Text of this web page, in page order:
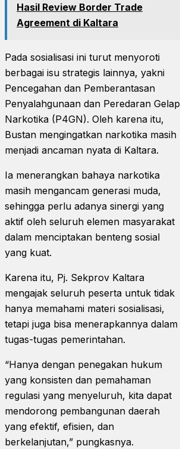
Hasil Review Border Trade
Agreement di Kaltara
Pada sosialisasi ini turut menyoroti
berbagai isu strategis lainnya, yakni
Pencegahan dan Pemberantasan
Penyalahgunaan dan Peredaran Gelap
Narkotika (P4GN). Oleh karena itu,
Bustan mengingatkan narkotika masih
menjadi ancaman nyata di Kaltara.
Ia menerangkan bahaya narkotika
masih mengancam generasi muda,
sehingga perlu adanya sinergi yang
aktif oleh seluruh elemen masyarakat
dalam menciptakan benteng sosial
yang kuat.
Karena itu, Pj. Sekprov Kaltara
mengajak seluruh peserta untuk tidak
hanya memahami materi sosialisasi,
tetapi juga bisa menerapkannya dalam
tugas-tugas pemerintahan.
“Hanya dengan penegakan hukum
yang konsisten dan pemahaman
regulasi yang menyeluruh, kita dapat
mendorong pembangunan daerah
yang efektif, efisien, dan
berkelanjutan,” pungkasnya.